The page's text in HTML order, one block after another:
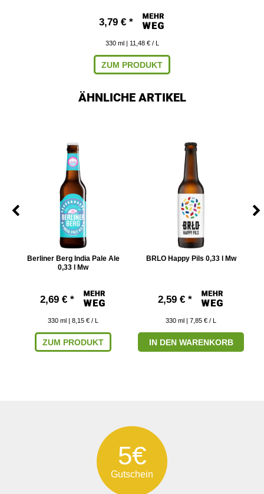
3,79 € *
330 ml | 11,48 € / L
ZUM PRODUKT
ÄHNLICHE ARTIKEL
Berliner Berg India Pale Ale
0,33 l Mw
2,69 € *
330 ml | 8,15 € / L
ZUM PRODUKT
BRLO Happy Pils 0,33 l Mw
2,59 € *
330 ml | 7,85 € / L
IN DEN WARENKORB
5€
Gutschein